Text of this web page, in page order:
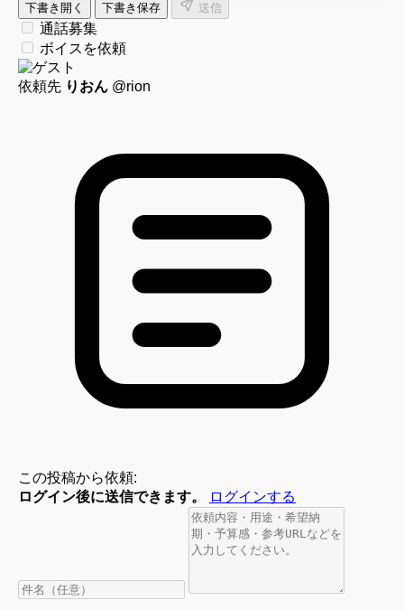
下書き開く
下書き保存 送信
通話募集
ボイスを依頼
依頼先 りおん @rion
この投稿から依頼:
ログイン後に送信できます。
ログインする